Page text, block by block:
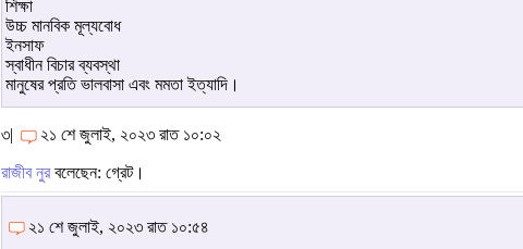
শিক্ষা
উচ্চ মানবিক মূল্যবোধ
ইনসাফ
স্বাধীন বিচার ব্যবস্থা
মানুষের প্রতি ভালবাসা এবং মমতা ইত্যাদি।
৩| ২১ শে জুলাই, ২০২৩ রাত ১০:০২
রাজীব নুরবলেছেন: গ্রেট।
২১ শে জুলাই, ২০২৩ রাত ১০:৫৪